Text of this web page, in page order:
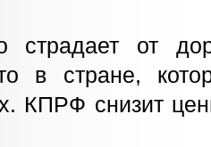
страдает от
в стране,
КПРФ снизит